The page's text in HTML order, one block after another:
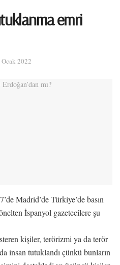
emri
2022
Madrid’de Türkiye’de basın
İspanyol gazetecilere şu
kişiler, terörizmi ya da terör
insan tutuklandı çünkü bunların